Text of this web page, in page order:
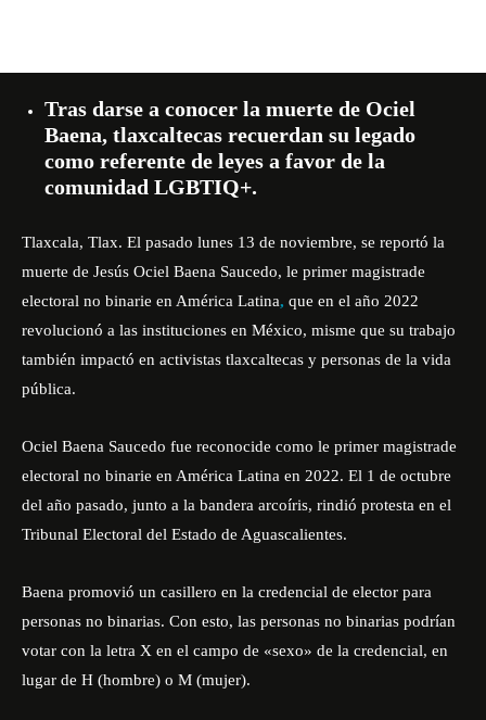
Tras darse a conocer la muerte de Ociel
Baena, tlaxcaltecas recuerdan su legado
como referente de leyes a favor de la
comunidad LGBTIQ+.
Tlaxcala, Tlax. El pasado lunes 13 de noviembre, se reportó la
muerte de Jesús Ociel Baena Saucedo, le primer magistrade
electoral no binarie en América Latina, que en el año 2022
revolucionó a las instituciones en México, misme que su trabajo
también impactó en activistas tlaxcaltecas y personas de la vida
pública.
Ociel Baena Saucedo fue reconocide como le primer magistrade
electoral no binarie en América Latina en 2022. El 1 de octubre
del año pasado, junto a la bandera arcoíris, rindió protesta en el
Tribunal Electoral del Estado de Aguascalientes.
Baena promovió un casillero en la credencial de elector para
personas no binarias. Con esto, las personas no binarias podrían
votar con la letra X en el campo de «sexo» de la credencial, en
lugar de H (hombre) o M (mujer).